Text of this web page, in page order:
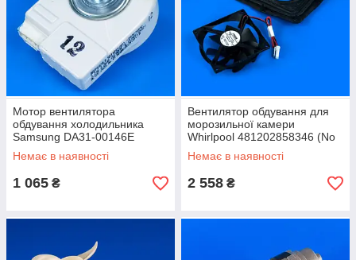
Мотор вентилятора
обдування холодильника
Samsung DA31-00146E
Немає в наявності
1 065 ₴
Вентилятор обдування для
морозильної камери
Whirlpool 481202858346 (No
Frost)
Немає в наявності
2 558 ₴